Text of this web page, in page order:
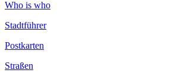
Who is who
Stadtführer
Postkarten
Straßen